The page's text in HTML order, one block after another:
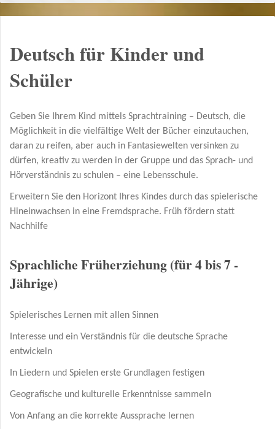
Deutsch für Kinder und
Schüler
Geben Sie Ihrem Kind mittels Sprachtraining – Deutsch, die
Möglichkeit in die vielfältige Welt der Bücher einzutauchen,
daran zu reifen, aber auch in Fantasiewelten versinken zu
dürfen, kreativ zu werden in der Gruppe und das Sprach- und
Hörverständnis zu schulen – eine Lebensschule.
Erweitern Sie den Horizont Ihres Kindes durch das spielerische
Hineinwachsen in eine Fremdsprache. Früh fördern statt
Nachhilfe
Sprachliche Früherziehung (für 4 bis 7 -
Jährige)
Spielerisches Lernen mit allen Sinnen
Interesse und ein Verständnis für die deutsche Sprache
entwickeln
In Liedern und Spielen erste Grundlagen festigen
Geografische und kulturelle Erkenntnisse sammeln
Von Anfang an die korrekte Aussprache lernen